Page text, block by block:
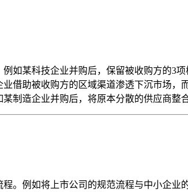
如某科技企业并购后，保留被收购方的3
借助被收购方的区域渠道渗透下沉市场，
制造企业并购后，将原本分散的供应商整
。例如将上市公司的规范流程与中小企业